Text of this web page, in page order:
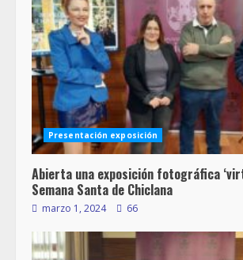
Presentación exposición
Abierta una exposición fotográfica
Semana Santa de Chiclana
marzo 1, 2024 66